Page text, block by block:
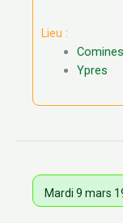
Lieu :
Ypres
Mardi 9 mars